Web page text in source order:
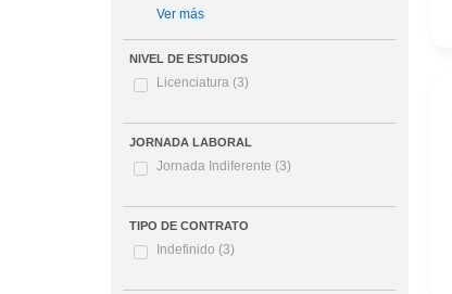
Ver más
NIVEL DE ESTUDIOS
Licenciatura (3)
JORNADA LABORAL
Jornada Indiferente (3)
TIPO DE CONTRATO
Indefinido (3)